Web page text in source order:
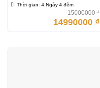
Thời gian: 4 Ngày 4 đêm
15000000₫
14990000 ₫